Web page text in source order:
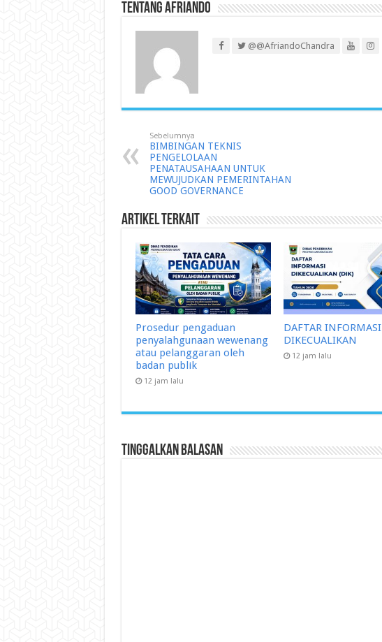
Tentang Afriando
@@AfriandoChandra
Sebelumnya
BIMBINGAN TEKNIS
PENGELOLAAN
PENATAUSAHAAN UNTUK
MEWUJUDKAN PEMERINTAHAN
GOOD GOVERNANCE
Artikel Terkait
Prosedur pengaduan
penyalahgunaan wewenang
atau pelanggaran oleh
badan publik
12 jam lalu
DAFTAR INFORMASI
DIKECUALIKAN
12 jam lalu
Tinggalkan Balasan